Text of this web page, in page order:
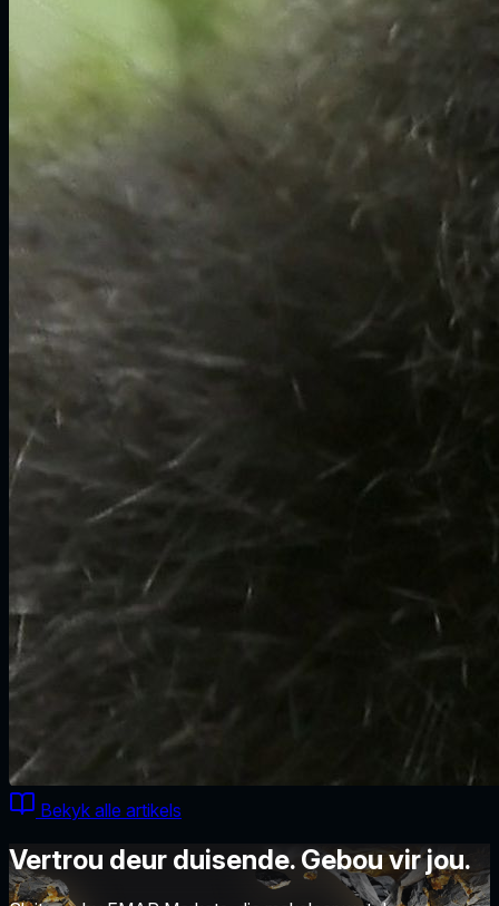
Bekyk alle artikels
Vertrou deur duisende. Gebou vir jou.